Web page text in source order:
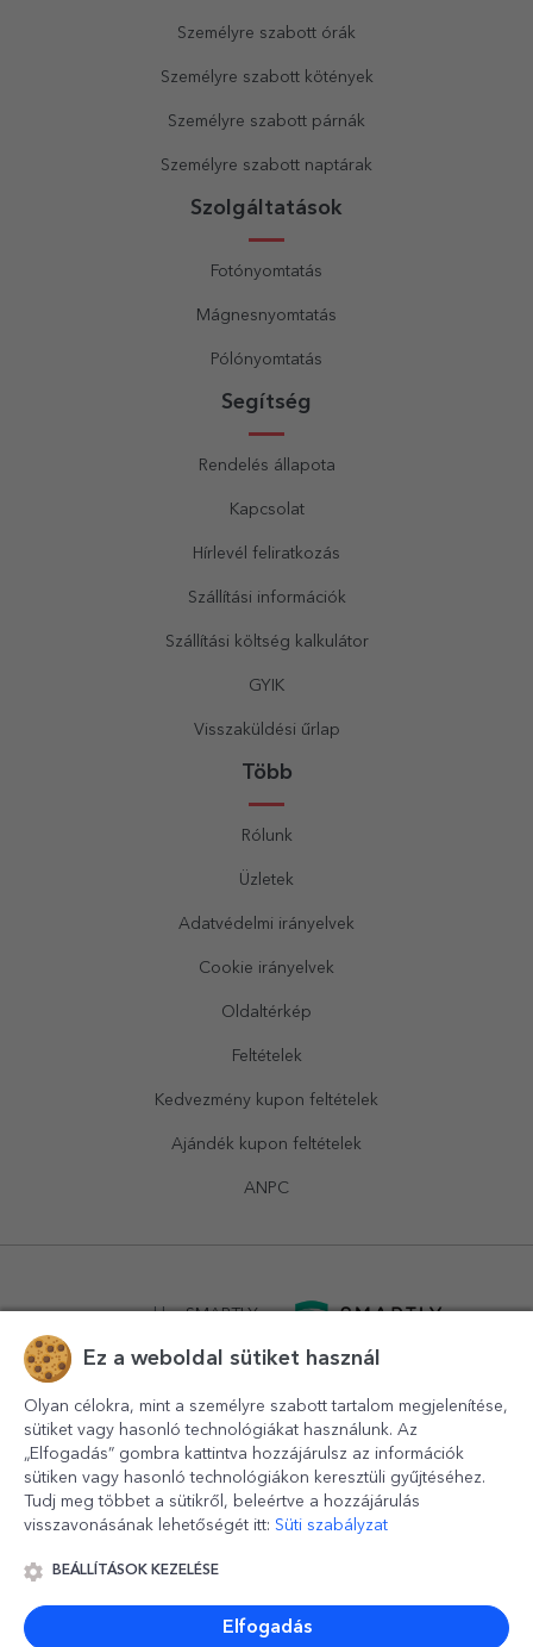
Személyre szabott órák
Személyre szabott kötények
Személyre szabott párnák
Személyre szabott naptárak
Szolgáltatások
Fotónyomtatás
Mágnesnyomtatás
Pólónyomtatás
Segítség
Rendelés állapota
Kapcsolat
Hírlevél feliratkozás
Szállítási információk
Szállítási költség kalkulátor
GYIK
Visszaküldési űrlap
Több
Rólunk
Üzletek
Adatvédelmi irányelvek
Cookie irányelvek
Oldaltérkép
Feltételek
Kedvezmény kupon feltételek
Ajándék kupon feltételek
ANPC
powered bySMARTLY.ro
© 2016-2026 StarGift
contact@stargift.hu
Ez a weboldal sütiket használ
Olyan célokra, mint a személyre szabott tartalom megjelenítése,
sütiket vagy hasonló technológiákat használunk. Az
„Elfogadás” gombra kattintva hozzájárulsz az információk
sütiken vagy hasonló technológiákon keresztüli gyűjtéséhez.
Tudj meg többet a sütikről, beleértve a hozzájárulás
visszavonásának lehetőségét itt: Süti szabályzat
BEÁLLÍTÁSOK KEZELÉSE
Elfogadás